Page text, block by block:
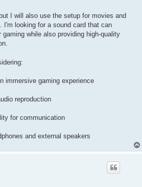
I will also use the setup for movies and
I'm looking for a sound card that can
while also providing high-quality
immersive gaming experience
reproduction
for communication
and external speakers